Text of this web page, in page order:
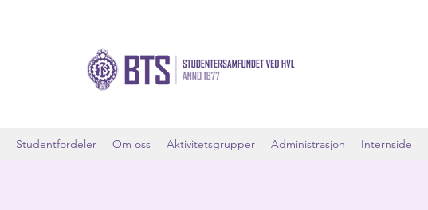
Studentfordeler Om oss Aktivitetsgrupper Administrasjon Internside